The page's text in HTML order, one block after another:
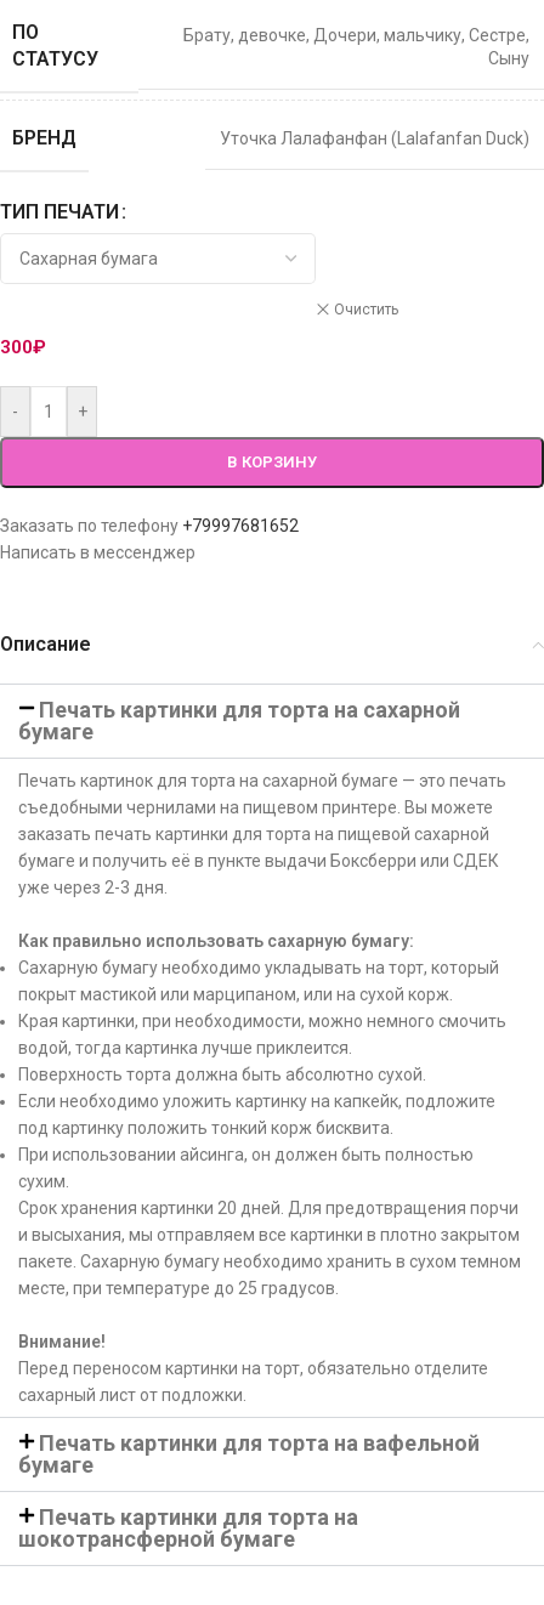
ПО
СТАТУСУ
Брату, девочке, Дочери, мальчику, Сестре,
Сыну
БРЕНД Уточка Лалафанфан (Lalafanfan Duck)
ТИП ПЕЧАТИ
Очистить
300₽
- +
В КОРЗИНУ
Заказать по телефону +79997681652
Написать в мессенджер
Описание
Печать картинки для торта на сахарной
бумаге
Печать картинок для торта на сахарной бумаге — это печать
съедобными чернилами на пищевом принтере. Вы можете
заказать печать картинки для торта на пищевой сахарной
бумаге и получить её в пункте выдачи Боксберри или СДЕК
уже через 2-3 дня.
Как правильно использовать сахарную бумагу:
Сахарную бумагу необходимо укладывать на торт, который
покрыт мастикой или марципаном, или на сухой корж.
Края картинки, при необходимости, можно немного смочить
водой, тогда картинка лучше приклеится.
Поверхность торта должна быть абсолютно сухой.
Если необходимо уложить картинку на капкейк, подложите
под картинку положить тонкий корж бисквита.
При использовании айсинга, он должен быть полностью
сухим.
Срок хранения картинки 20 дней. Для предотвращения порчи
и высыхания, мы отправляем все картинки в плотно закрытом
пакете. Сахарную бумагу необходимо хранить в сухом темном
месте, при температуре до 25 градусов.
Внимание!
Перед переносом картинки на торт, обязательно отделите
сахарный лист от подложки.
Печать картинки для торта на вафельной
бумаге
Печать картинки для торта на
шокотрансферной бумаге